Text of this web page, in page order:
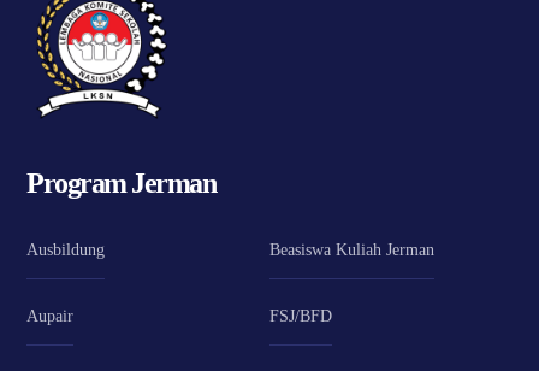
Program Jerman
Ausbildung Beasiswa Kuliah Jerman
Aupair FSJ/BFD